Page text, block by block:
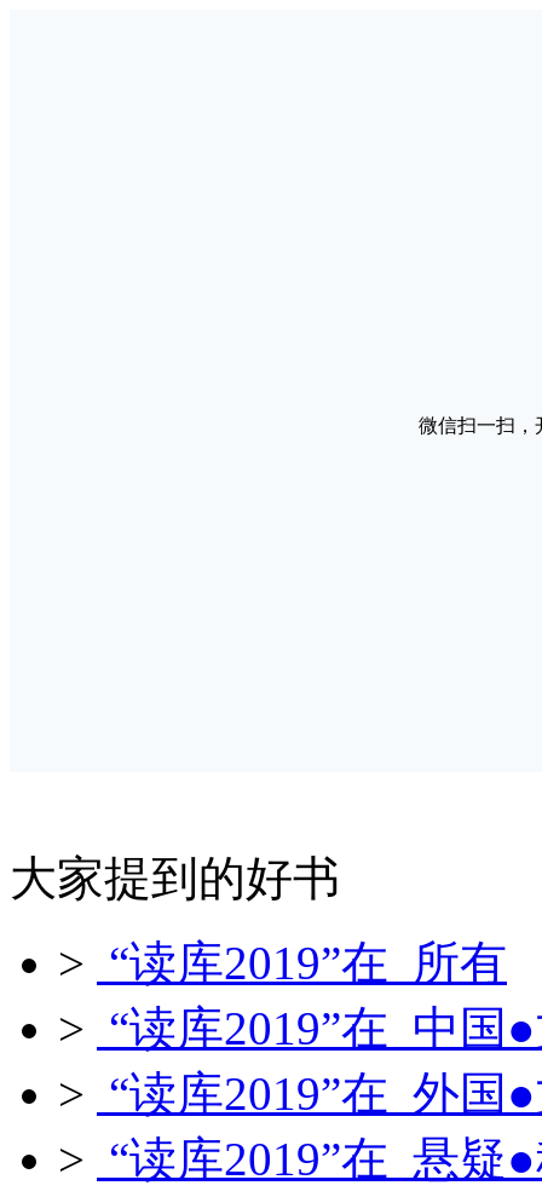
微信扫一扫，
大家提到的好书
> “读库2019”在 所有
> “读库2019”在 中国
> “读库2019”在 外国
> “读库2019”在 悬疑